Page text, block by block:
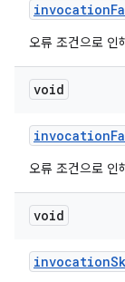
invocation
오류 조건으로 인
void
invocation
오류 조건으로 인
void
invocation